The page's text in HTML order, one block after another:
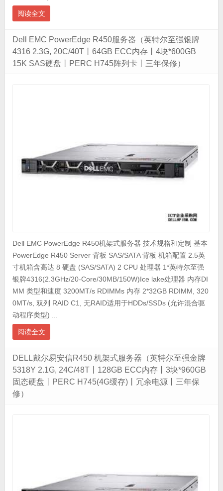
阅读全文
Dell EMC PowerEdge R450服务器（英特尔至强银牌
4316 2.3G, 20C/40T丨64GB ECC内存丨4块*600GB
15K SAS硬盘丨PERC H745阵列卡丨三年保修）
Dell EMC PowerEdge R450机架式服务器 技术规格和定制 基本
PowerEdge R450 Server 背板 SAS/SATA 背板 机箱配置 2.5英
寸机箱含高达 8 硬盘 (SAS/SATA) 2 CPU 处理器 1*英特尔至强
银牌4316(2.3GHz/20-Core/30MB/150W)Ice lake处理器 内存DI
MM 类型和速度 3200MT/s RDIMMs 内存 2*32GB RDIMM, 320
0MT/s, 双列 RAID C1, 无RAID适用于HDDs/SSDs (允许混合驱
动程序类型) ...
阅读全文
DELL戴尔易安信R450 机架式服务器（英特尔至强金牌
5318Y 2.1G, 24C/48T丨128GB ECC内存丨3块*960GB
固态硬盘丨PERC H745(4G缓存)丨冗余电源丨三年保
修）